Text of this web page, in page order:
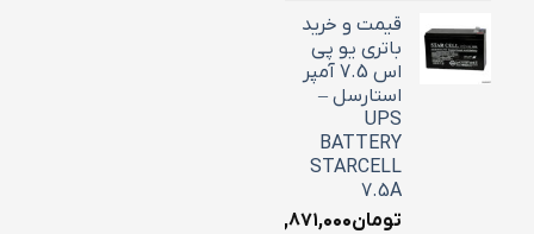
قیمت و خرید
باتری یو پی
اس 7.5 آمپر
استارسل –
UPS
BATTERY
STARCELL
7.5A
تومان۲,۸۷۱,۰۰۰